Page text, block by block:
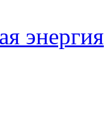
энергия